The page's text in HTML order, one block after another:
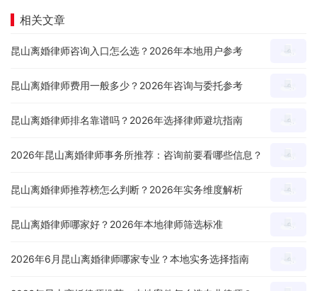
相关文章
昆山离婚律师咨询入口怎么选？2026年本地用户参考
昆山离婚律师费用一般多少？2026年咨询与委托参考
昆山离婚律师排名靠谱吗？2026年选择律师避坑指南
2026年昆山离婚律师事务所推荐：咨询前要看哪些信息？
昆山离婚律师推荐榜怎么判断？2026年实务维度解析
昆山离婚律师哪家好？2026年本地律师筛选标准
2026年6月昆山离婚律师哪家专业？本地实务选择指南